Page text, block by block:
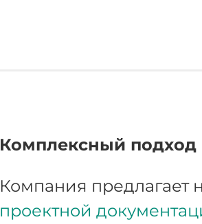
Комплексный подход
Компания предлагает
проектной